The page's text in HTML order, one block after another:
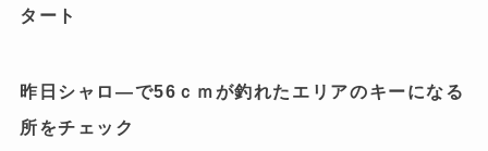
タート
昨日シャロ―で56ｃｍが釣れたエリアのキーになる
所をチェック